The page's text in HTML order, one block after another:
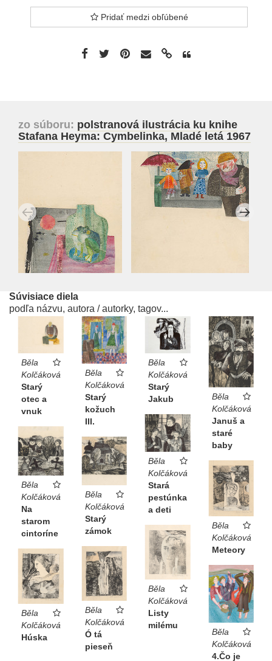
Pridať medzi obľúbené
zo súboru: polstranová ilustrácia ku knihe
Stafana Heyma: Cymbelinka, Mladé letá 1967
Súvisiace diela
podľa názvu, autora / autorky, tagov...
Běla
Kolčáková
Starý
otec a
vnuk
Běla
Kolčáková
Starý
kožuch
III.
Běla
Kolčáková
Starý
Jakub
Běla
Kolčáková
Januš a
staré
baby
Běla
Kolčáková
Stará
pestúnka
a deti
Běla
Kolčáková
Na
starom
cintoríne
Běla
Kolčáková
Starý
zámok
Běla
Kolčáková
Meteory
Běla
Kolčáková
Listy
milému
Běla
Kolčáková
Ó tá
pieseň
Běla
Kolčáková
Húska
Běla
Kolčáková
4.Čo je